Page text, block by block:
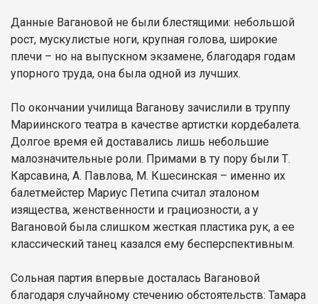
Данные Вагановой не были блестящими: небольшой
рост, мускулистые ноги, крупная голова, широкие
плечи – но на выпускном экзамене, благодаря годам
упорного труда, она была одной из лучших.
По окончании училища Ваганову зачислили в труппу
Мариинского театра в качестве артистки кордебалета.
Долгое время ей доставались лишь небольшие
малозначительные роли. Примами в ту пору были Т.
Карсавина, А. Павлова, М. Кшесинская – именно их
балетмейстер Мариус Петипа считал эталоном
изящества, женственности и грациозности, а у
Вагановой была слишком жесткая пластика рук, а ее
классический танец казался ему бесперспективным.
Сольная партия впервые досталась Вагановой
благодаря случайному стечению обстоятельств: Тамара